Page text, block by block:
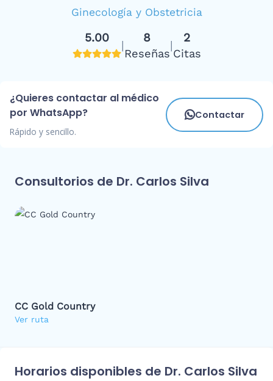
Ginecología y Obstetricia
5.00
|
8
Reseñas
|
2
Citas
¿Quieres contactar al médico
por WhatsApp?
Rápido y sencillo.
Contactar
Consultorios de Dr. Carlos Silva
CC Gold Country
Ver ruta
Horarios disponibles de Dr. Carlos Silva